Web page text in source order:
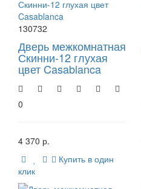
130732
Дверь межкомнатная
Скинни-12 глухая
цвет Casablanca
0
4 370 р.
Купить в один
клик